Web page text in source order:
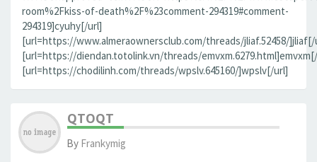
room%2Fkiss-of-death%2F%23comment-294319#comment-
294319]cyuhy[/url]
[url=https://www.almeraownersclub.com/threads/jliaf.52458/
[url=https://diendan.totolink.vn/threads/
[url=https://chodilinh.com/threads/wpslv.645160/]wpslv[/url]
QTOQT
By Frankymig